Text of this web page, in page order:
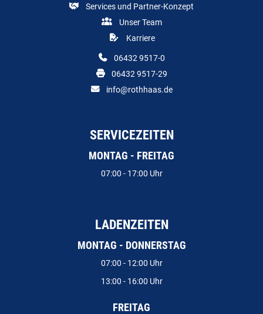
Services und Partner-Konzept
Unser Team
Karriere
06432 9517-0
06432 9517-29
info@rothhaas.de
SERVICEZEITEN
MONTAG - FREITAG
07:00 - 17:00 Uhr
LADENZEITEN
MONTAG - DONNERSTAG
07:00 - 12:00 Uhr
13:00 - 16:00 Uhr
FREITAG